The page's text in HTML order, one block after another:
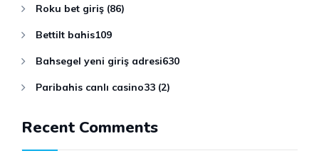
Roku bet giriş (86)
Bettilt bahis109
Bahsegel yeni giriş adresi630
Paribahis canlı casino33 (2)
Recent Comments